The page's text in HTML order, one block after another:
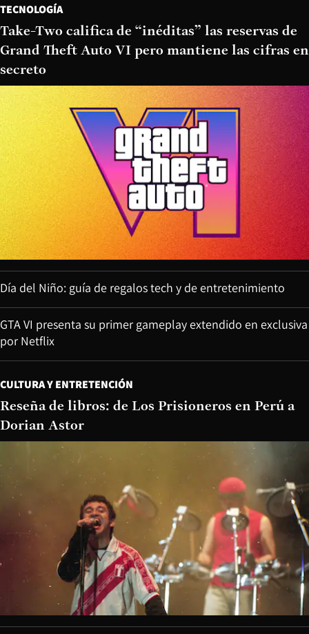
TECNOLOGÍA
Take-Two califica de “inéditas” las reservas de
Grand Theft Auto VI pero mantiene las cifras en
secreto
Día del Niño: guía de regalos tech y de entretenimiento
GTA VI presenta su primer gameplay extendido en exclusiva
por Netflix
CULTURA Y ENTRETENCIÓN
Reseña de libros: de Los Prisioneros en Perú a
Dorian Astor